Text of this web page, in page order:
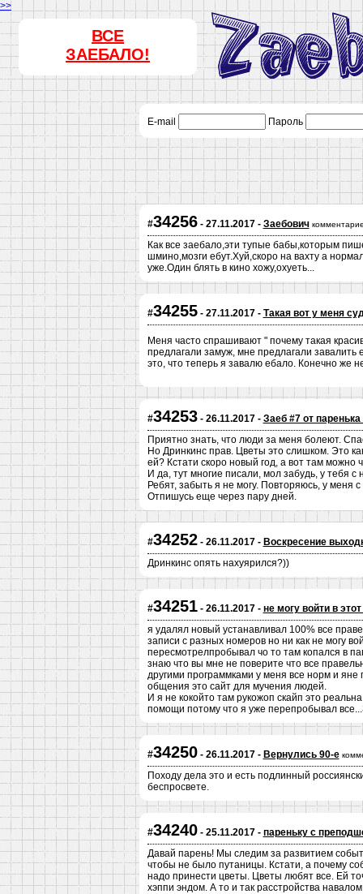
>>
ВСЕ
ЗАЕБАЛО!
E-mail Пароль
#34256- 27.11.2017 - Заебович
Как все заебало,эти тупые бабы,которым
шмино,мозги ебут.Хуй,скоро на вахту а
уже.Один блять в кино хожу,охуеть...
#34255- 27.11.2017 - Такая вот у меня
Меня часто спрашивают " почему такая
предлагали замуж, мне предлагали завалить
это, что теперь я завалю ебало. Конечно же
#34253- 26.11.2017 - Заеб #7 от
Приятно знать, что люди за меня болеют.
Но Дринкинс прав. Цветы это слишком. Это
ей? Кстати скоро новый год, а вот там можно
И да, тут многие писали, мол забудь, у тебя с
Ребят, забыть я не могу. Повторяюсь, у меня
Отпишусь еще через пару дней.
#34252- 26.11.2017 - Воскресение
Дринкинс опять нахуярился?))
#34251- 26.11.2017 - не могу войти в
я удалял новый устанавливал 100% все
записи с разных номеров но ни как не могу
пересмотрелпробывал чо то там копался в
знаю что вы мне не поверите что все
другими программками у меня все норм и яне
общения это сайт для мучения людей.
И я не кокойто там рукожоп скайп это
помощи потому что я уже перепробывал
#34250- 26.11.2017 - Вернулись 90-е
Походу дела это и есть подлинный
беспросвете.
#34240- 25.11.2017 - пареньку с
Давай парень! Мы следим за развитием
чтобы не было путаницы. Кстати, а почему
надо принести цветы. Цветы любят все. Ей
хэппи эндом. А то и так расстройства